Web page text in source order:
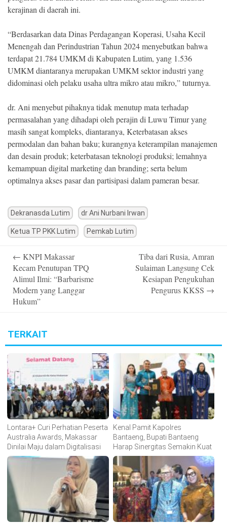
kerajinan di daerah ini.
“Berdasarkan data Dinas Perdagangan Koperasi, Usaha Kecil
Menengah dan Perindustrian Tahun 2024 menyebutkan bahwa
terdapat 21.784 UMKM di Kabupaten Lutim, yang 1.536
UMKM diantaranya merupakan UMKM sektor industri yang
didominasi oleh pelaku usaha ultra mikro atau mikro,” tuturnya.
dr. Ani menyebut pihaknya tidak menutup mata terhadap
permasalahan yang dihadapi oleh perajin di Luwu Timur yang
masih sangat kompleks, diantaranya, Keterbatasan akses
permodalan dan bahan baku; kurangnya keterampilan manajemen
dan desain produk; keterbatasan teknologi produksi; lemahnya
kemampuan digital marketing dan branding; serta belum
optimalnya akses pasar dan partisipasi dalam pameran besar.
Dekranasda Lutim dr Ani Nurbani Irwan
Ketua TP PKK Lutim Pemkab Lutim
navigation
← KNPI Makassar
Kecam Penutupan TPQ
Alimul Ilmi: “Barbarisme
Modern yang Langgar
Hukum”
Tiba dari Rusia, Amran
Sulaiman Langsung Cek
Kesiapan Pengukuhan
Pengurus KKSS →
TERKAIT
Lontara+ Curi Perhatian Peserta
Australia Awards, Makassar
Dinilai Maju dalam Digitalisasi
Kenal Pamit Kapolres
Bantaeng, Bupati Bantaeng
Harap Sinergitas Semakin Kuat